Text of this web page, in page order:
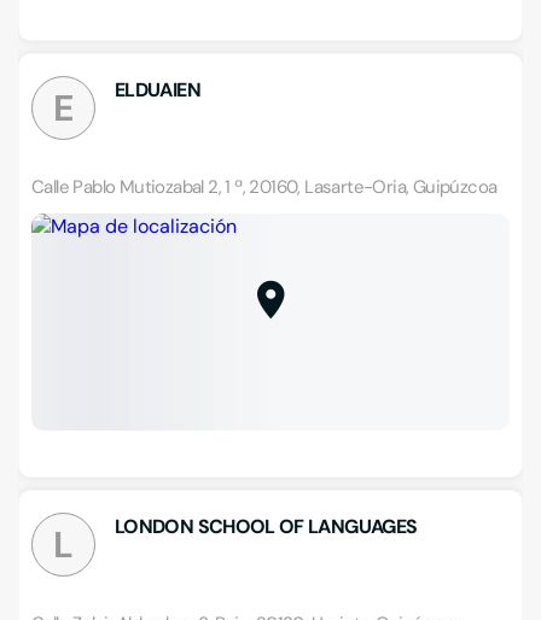
E ELDUAIEN
Calle Pablo Mutiozabal 2, 1 ª, 20160, Lasarte-Oria, Guipúzcoa
L LONDON SCHOOL OF LANGUAGES